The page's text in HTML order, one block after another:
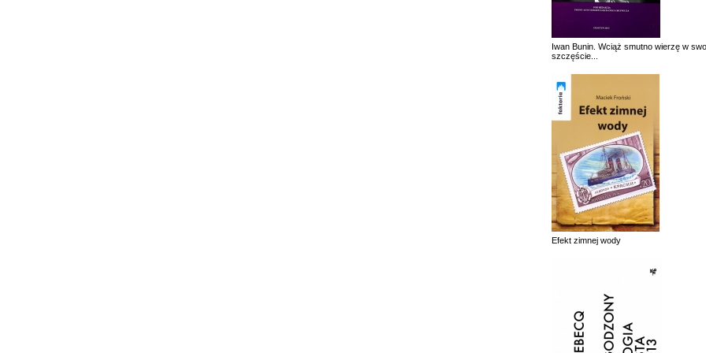
Iwan Bunin. Wciąż smutno wierzę w
szczęście...
Efekt zimnej wody